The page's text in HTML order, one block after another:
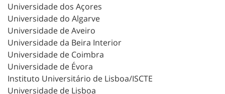
Universidade dos Açores
Universidade do Algarve
Universidade de Aveiro
Universidade da Beira Interior
Universidade de Coimbra
Universidade de Évora
Instituto Universitário de Lisboa/ISCTE
Universidade de Lisboa